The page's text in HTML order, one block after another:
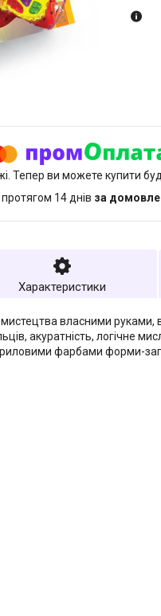
Тепер ви можете купити
14 днів за
Характеристики
власними руками,
акуратність, логічне
фарбами форми-